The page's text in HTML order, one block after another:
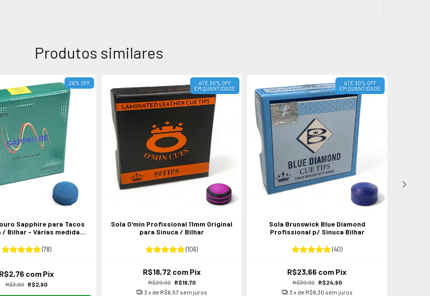
Produtos similares
26% OFF
Sapphire para Tacos
/ Bilhar - Várias medidas
(78)
R$3,90 R$2,90
R$2,76 com Pix
ATÉ 30% OFF
EM QUANTIDADE
Sola O'min Profissional 11mm Original
para Sinuca / Bilhar
(106)
R$29,00 R$19,70
R$18,72 com Pix
3 x de R$6,57 sem juros
ATÉ 30% OFF
EM QUANTIDADE
Sola Brunswick Blue Diamond
Profissional p/ Sinuca Bilhar
(40)
R$39,90 R$24,90
R$23,66 com Pix
3 x de R$8,30 sem juros